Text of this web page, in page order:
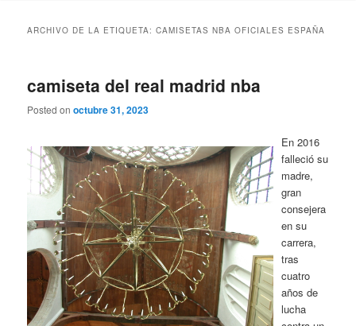
ARCHIVO DE LA ETIQUETA:CAMISETAS NBA OFICIALES ESPAÑA
camiseta del real madrid nba
Posted onoctubre 31, 2023
En 2016
falleció su
madre,
gran
consejera
en su
carrera,
tras
cuatro
años de
lucha